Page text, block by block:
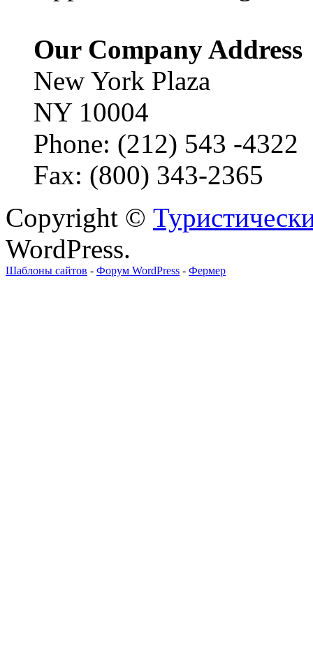
Our Company Address
New York Plaza
NY 10004
Phone: (212) 543 -4322
Fax: (800) 343-2365
Copyright ©
WordPress.
Шаблоны сайтов - Форум WordPress - Фермер